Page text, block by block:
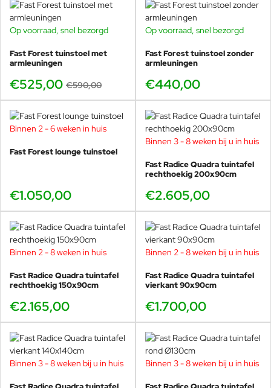
stoelen van Fast bekijken die al ruim tien jaar buiten
staan. Nog steeds net zo mooi als tien jaar geleden ;-)
Robby Cantarutti & Partners
De ontwerpstudio Robby & Francesca Cantarutti werd opgericht
in 1995 in Buttrio (Udine) en richt zich op interieurontwerp,
architectuur en advies over bedrijfsimago. Aandacht voor detail,
formele synthese en een voorliefde voor leuke ontwerpen zijn hun
onderscheidende kenmerken. De studio heeft verschillende
projecten voltooid voor zowel Italiaanse als internationale
meubelfabrikanten en heeft meerdere prijzen gewonnen,
waaronder de Reddot Award en de European Product Design
Award. De constante verkenning van verschillende culturen en
levensstijlen en van de veranderingen in het dagelijks leven heeft
altijd centraal gestaan in de benadering van de twee ontwerpers
van hun opwindende, functionele en tijdelijke projecten. Het
eindresultaat van het werk van Robby en Francesca is gebaseerd
op het functionele doel van het voltooide project, of dit nu een
over de uiteindelijke context kan het vorm krijgen en
daadwerkelijk bestaan.
-11%
Op voorraad, snel bezorgd
Fast Forest tuinstoel met
armleuningen
€525,00 €590,00
Op voorraad, snel bezorgd
Fast Forest tuinstoel zonder
armleuningen
€440,00
Binnen 2 - 6 weken in huis
Fast Forest lounge tuinstoel
€1.050,00
Binnen 3 - 8 weken bij u in huis
Fast Radice Quadra tuintafel
rechthoekig 200x90cm
€2.605,00
Binnen 2 - 8 weken in huis
Fast Radice Quadra tuintafel
rechthoekig 150x90cm
€2.165,00
Binnen 2 - 8 weken bij u in huis
Fast Radice Quadra tuintafel
vierkant 90x90cm
€1.700,00
Binnen 3 - 8 weken bij u in huis Binnen 3 - 8 weken bij u in huis